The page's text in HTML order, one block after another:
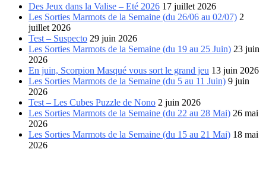
Des Jeux dans la Valise – Eté 2026 17 juillet 2026
Les Sorties Marmots de la Semaine (du 26/06 au 02/07) 2
juillet 2026
Test – Suspecto 29 juin 2026
Les Sorties Marmots de la Semaine (du 19 au 25 Juin) 23 juin
2026
En juin, Scorpion Masqué vous sort le grand jeu 13 juin 2026
Les Sorties Marmots de la Semaine (du 5 au 11 Juin) 9 juin
2026
Test – Les Cubes Puzzle de Nono 2 juin 2026
Les Sorties Marmots de la Semaine (du 22 au 28 Mai) 26 mai
2026
Les Sorties Marmots de la Semaine (du 15 au 21 Mai) 18 mai
2026